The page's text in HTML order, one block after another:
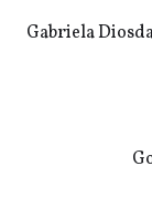
Gabriela